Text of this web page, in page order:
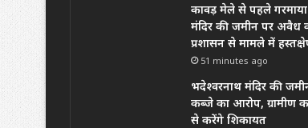
कावड़ मेले से पहले
मंदिर की जमीन पर अवैध
प्रशासन से मामले में
51 minutes ago
भदेश्वरनाथ मंदिर की
कब्जे का आरोप, ग्रामीण
से करेंगे शिकायत